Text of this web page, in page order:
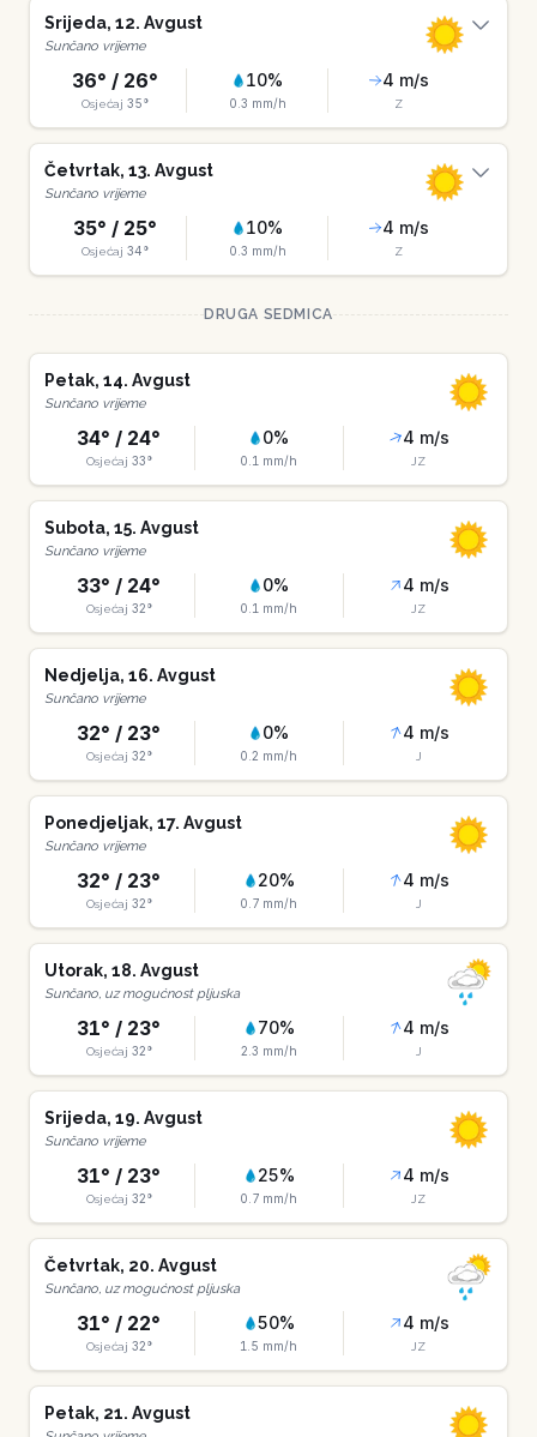
Srijeda, 12. Avgust
Sunčano vrijeme
36° / 26°
Osjećaj 35°
10%
0.3 mm/h
4 m/s
Z
Četvrtak, 13. Avgust
Sunčano vrijeme
35° / 25°
Osjećaj 34°
10%
0.3 mm/h
4 m/s
Z
DRUGA SEDMICA
Petak, 14. Avgust
Sunčano vrijeme
34° / 24°
Osjećaj 33°
0%
0.1 mm/h
4 m/s
JZ
Subota, 15. Avgust
Sunčano vrijeme
33° / 24°
Osjećaj 32°
0%
0.1 mm/h
4 m/s
JZ
Nedjelja, 16. Avgust
Sunčano vrijeme
32° / 23°
Osjećaj 32°
0%
0.2 mm/h
4 m/s
J
Ponedjeljak, 17. Avgust
Sunčano vrijeme
32° / 23°
Osjećaj 32°
20%
0.7 mm/h
4 m/s
J
Utorak, 18. Avgust
Sunčano, uz mogućnost pljuska
31° / 23°
Osjećaj 32°
70%
2.3 mm/h
4 m/s
J
Srijeda, 19. Avgust
Sunčano vrijeme
31° / 23°
Osjećaj 32°
25%
0.7 mm/h
4 m/s
JZ
Četvrtak, 20. Avgust
Sunčano, uz mogućnost pljuska
31° / 22°
Osjećaj 32°
50%
1.5 mm/h
4 m/s
JZ
Petak, 21. Avgust